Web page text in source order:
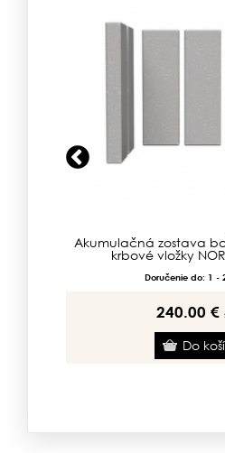
Previous
Akumulačná zostava
krbové vložky
Doručenie do: 1 -
240.00 €